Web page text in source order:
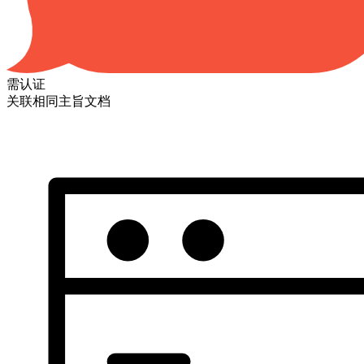
需认证
关联相同主旨文档